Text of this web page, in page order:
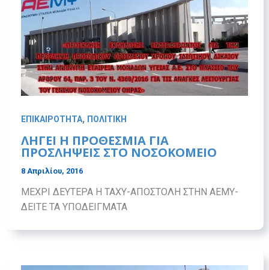
ΕΠΙΚΑΙΡΟΤΗΤΑ, ΠΟΛΙΤΙΚΗ
ΛΗΓΕΙ Η ΠΡΟΘΕΣΜΙΑ ΓΙΑ
ΠΡΟΣΛΗΨΕΙΣ ΣΤΟ ΝΟΣΟΚΟΜΕΙΟ
8 Απριλίου, 2016
ΜΕΧΡΙ ΔΕΥΤΕΡΑ Η ΤΑΧΥ-ΑΠΟΣΤΟΛΗ ΣΤΗΝ ΑΕΜΥ-
ΔΕΙΤΕ ΤΑ ΥΠΟΔΕΙΓΜΑΤΑ